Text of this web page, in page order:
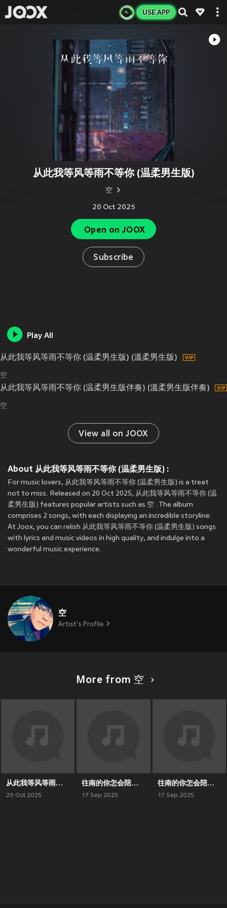
USE APP
从此我等风等雨不等你 (温柔男生版)
空
20 Oct 2025
Open on JOOX
Subscribe
Play All
从此我等风等雨不等你 (温柔男生版) (溫柔男生版)
空
从此我等风等雨不等你 (温柔男生版伴奏) (溫柔男生版伴奏)
空
View all on JOOX
About 从此我等风等雨不等你 (温柔男生版) :
For music lovers, 从此我等风等雨不等你 (温柔男生版) is a treat
not to miss. Released on 20 Oct 2025, 从此我等风等雨不等你 (温
柔男生版) features popular artists such as 空 . The album
comprises 2 songs, with each displaying an incredible storyline.
At Joox, you can relish 从此我等风等雨不等你 (温柔男生版) songs
with lyrics and music videos in high quality, and indulge into a
wonderful music experience.
空
Artist's Profile
More from 空
从此我等风等雨不等你（温柔男生版）
20 Oct 2025
往南的你怎会陪我向北 (男版)
17 Sep 2025
往南的你怎会陪我向北（男版）
17 Sep 2025